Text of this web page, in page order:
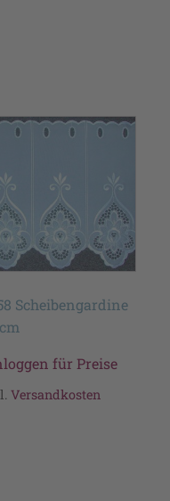
Scheibengardine
für Preise
Versandkosten